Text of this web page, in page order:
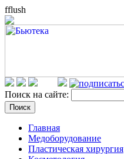
fflush
Поиск на сайте:
Главная
Медоборудование
Пластическая хирургия